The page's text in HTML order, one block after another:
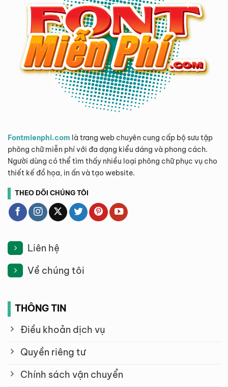
Fontmienphi.com là trang web chuyên cung cấp bộ sưu tập
phông chữ miễn phí với đa dạng kiểu dáng và phong cách.
Người dùng có thể tìm thấy nhiều loại phông chữ phục vụ cho
thiết kế đồ họa, in ấn và tạo website.
THEO DÕI CHÚNG TÔI
Liên hệ
Về chúng tôi
THÔNG TIN
Điều khoản dịch vụ
Quyền riêng tư
Chính sách vận chuyển